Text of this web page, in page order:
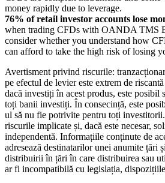
money rapidly due to leverage.
76% of retail investor accounts lose
when trading CFDs with OANDA TMS
consider whether you understand how
can afford to take the high risk of losing
Avertisment privind riscurile:
pe efectul de levier este extrem de
dacă investiți în acest produs, este posibil
toți banii investiți. În consecință, este
ul să nu fie potrivite pentru toți
riscurile implicate și, dacă este necesar,
independentă. Informațiile conținute de
adresează destinatarilor unei anumite țări
distribuirii în țări în care distribuirea sau
ar fi incompatibilă cu legislația,